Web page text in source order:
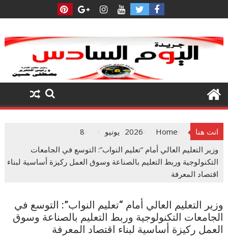
to
انت هنا Home
2026 يونيو
8
وزير التعليم العالي أمام “تعليم النواب”: التوسع في الجامعات
التكنولوجية وربط التعليم بالصناعة وسوق العمل ركيزة أساسية لبناء
اقتصاد المعرفة
وزير التعليم العالي أمام “تعليم النواب”: التوسع في
الجامعات التكنولوجية وربط التعليم بالصناعة وسوق
العمل ركيزة أساسية لبناء اقتصاد المعرفة